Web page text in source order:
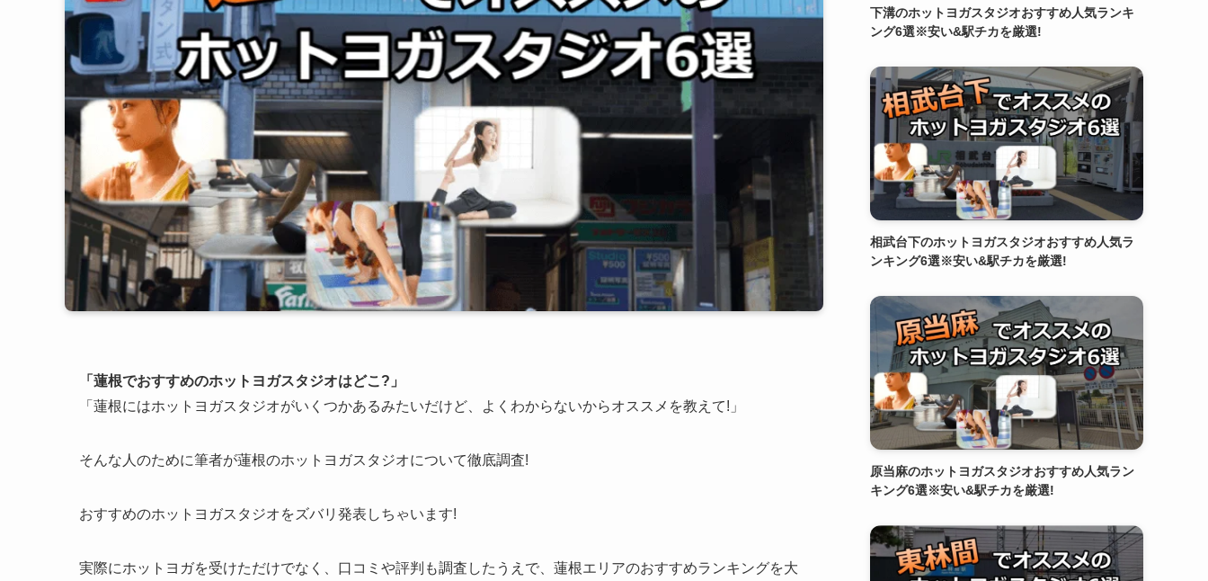
「蓮根でおすすめのホットヨガスタジオはどこ?」
「蓮根にはホットヨガスタジオがいくつかあるみたいだけど、よくわからないからオススメを教えて!」
そんな人のために筆者が蓮根のホットヨガスタジオについて徹底調査!
おすすめのホットヨガスタジオをズバリ発表しちゃいます!
実際にホットヨガを受けただけでなく、口コミや評判も調査したうえで、蓮根エリアのおすすめランキングを大
下溝のホットヨガスタジオおすすめ人気ランキ
ング6選※安い&駅チカを厳選!
相武台下のホットヨガスタジオおすすめ人気ラ
ンキング6選※安い&駅チカを厳選!
原当麻のホットヨガスタジオおすすめ人気ラン
キング6選※安い&駅チカを厳選!